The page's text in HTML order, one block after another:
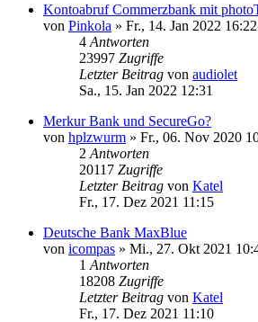
Kontoabruf Commerzbank mit
von Pinkola » Fr., 14. Jan 2022 16:22
4 Antworten
23997 Zugriffe
Letzter Beitrag von audiolet
Sa., 15. Jan 2022 12:31
Merkur Bank und SecureGo?
von hplzwurm » Fr., 06. Nov 2020
2 Antworten
20117 Zugriffe
Letzter Beitrag von Katel
Fr., 17. Dez 2021 11:15
Deutsche Bank MaxBlue
von icompas » Mi., 27. Okt 2021
1 Antworten
18208 Zugriffe
Letzter Beitrag von Katel
Fr., 17. Dez 2021 11:10